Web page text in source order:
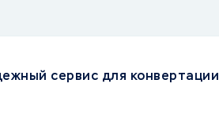
сервис для конвертации